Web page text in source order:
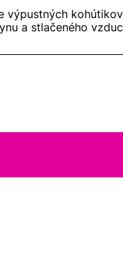
výpustných
a stlačeného